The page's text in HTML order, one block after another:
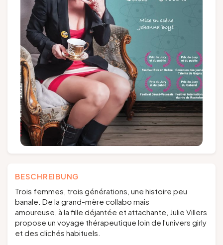
EN NL DE
BESCHREIBUNG
Trois femmes, trois générations, une histoire peu
banale. De la grand-mère collabo mais
amoureuse, à la fille déjantée et attachante, Julie Villers
propose un voyage thérapeutique loin de l'univers girly
et des clichés habituels.